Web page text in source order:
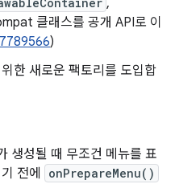
,
클래스를 공개 API로 이
)
한 새로운 팩토리를 도입합
생성될 때 무조건 메뉴를 표
전에
onPrepareMenu()